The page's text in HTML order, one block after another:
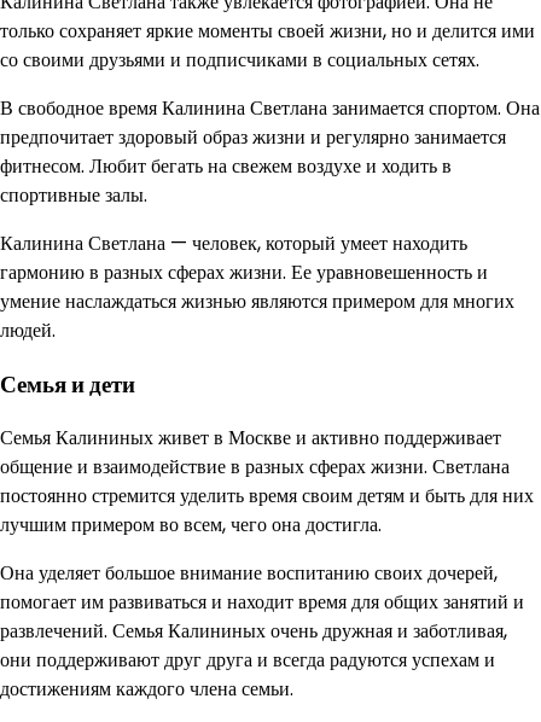
только сохраняет яркие моменты своей жизни, но и делится ими
со своими друзьями и подписчиками в социальных сетях.
В свободное время Калинина Светлана занимается спортом. Она
предпочитает здоровый образ жизни и регулярно занимается
фитнесом. Любит бегать на свежем воздухе и ходить в
спортивные залы.
Калинина Светлана — человек, который умеет находить
гармонию в разных сферах жизни. Ее уравновешенность и
умение наслаждаться жизнью являются примером для многих
людей.
Семья и дети
Семья Калининых живет в Москве и активно поддерживает
общение и взаимодействие в разных сферах жизни. Светлана
постоянно стремится уделить время своим детям и быть для них
лучшим примером во всем, чего она достигла.
Она уделяет большое внимание воспитанию своих дочерей,
помогает им развиваться и находит время для общих занятий и
развлечений. Семья Калининых очень дружная и заботливая,
они поддерживают друг друга и всегда радуются успехам и
достижениям каждого члена семьи.